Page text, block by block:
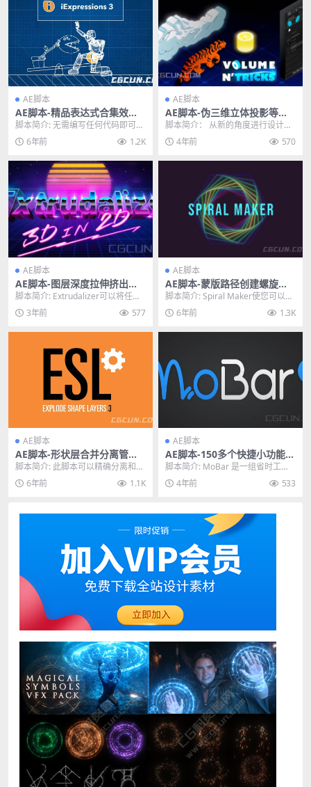
AE脚本
AE脚本-精品表达式合集效果
库脚本 iExpressions 3.1.006
脚本简介: 无需编写任何代码即可创
建复杂的表达式驱动的模板，角色
绑定，形状动画等...
6年前 1.2K
AE脚本
AE脚本-伪三维立体投影等距
厚度拉伸效果脚本 Volume n
Tricks V1.1.0
脚本简介： 从新的角度进行设计并
让自己惊叹：在不使用 3D 图层或
相机的情况下为...
4年前 570
AE脚本
AE脚本-图层深度拉伸挤出三
维立体效果脚本 Extrudalizer
v1.0.1
脚本简介: Extrudalizer可以将任何2
D形状图层拉伸到虚拟的3D空间
中...3年前 577
AE脚本
AE脚本-蒙版路径创建螺旋图
案动画脚本 Spiral Maker v1.
脚本简介: Spiral Maker使您可以从
蒙版路径轻松创建螺旋图案 脚本特
点...6年前 1.3K
AE脚本
AE脚本-形状层合并分离管理
控制脚本 Explode Shape La
yers v3.5.1
脚本简介: 此脚本可以精确分离和合
并形状图层，包括AI文件转成形状
图层，形状图层...
6年前 1.1K
AE脚本
AE脚本-150多个快捷小功能命
令集成工具箱 MoBar V2.0
脚本简介: MoBar 是一组省时工
具，可帮助您在 Adob​​e After ...
4年前 533